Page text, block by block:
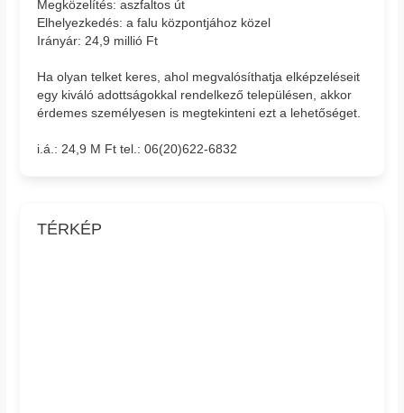
Megközelítés: aszfaltos út
Elhelyezkedés: a falu központjához közel
Irányár: 24,9 millió Ft
Ha olyan telket keres, ahol megvalósíthatja elképzeléseit
egy kiváló adottságokkal rendelkező településen, akkor
érdemes személyesen is megtekinteni ezt a lehetőséget.
i.á.: 24,9 M Ft tel.: 06(20)622-6832
TÉRKÉP